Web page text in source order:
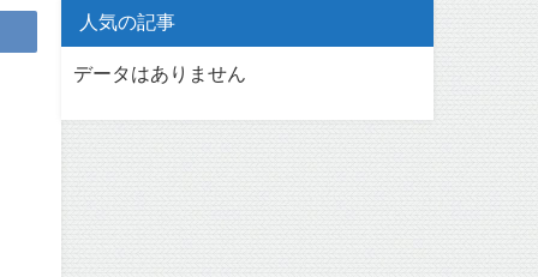
人気の記事
データはありません